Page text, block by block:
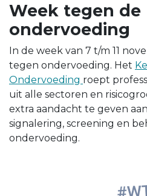
Week tegen de
ondervoeding
In de week van 7 t/m 11
tegen ondervoeding. Het
Ondervoeding roept
uit alle sectoren en
extra aandacht te geven
signalering, screening en
ondervoeding.